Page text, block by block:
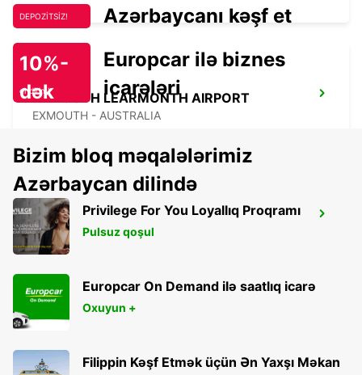
EXMOUTH LEARMONTH AIRPORT
EXMOUTH - AUSTRALIA
EXMOUTH - CITY
EXMOUTH - AUSTRALIA
DEPOZİTSİZ! Azərbaycanı kəşf et
10%-
dək
endirim!
Europcar ilə biznes
icarələri
Bizim bloq məqalələrimiz
Azərbaycan dilində
Privilege For You Loyallıq Proqramı
Pulsuz qoşul
Europcar On Demand ilə saatlıq icarə
Oxuyun +
Filippin Kəşf Etmək üçün Ən Yaxşı Məkan